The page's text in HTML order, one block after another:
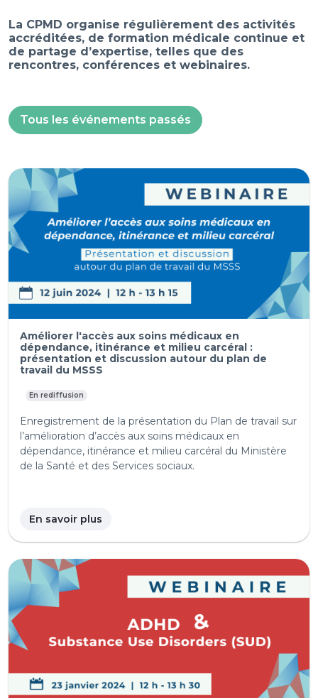
La CPMD organise régulièrement des activités
accréditées, de formation médicale continue et
de partage d’expertise, telles que des
rencontres, conférences et webinaires.
Tous les événements passés
Améliorer l'accès aux soins médicaux en
dépendance, itinérance et milieu carcéral :
présentation et discussion autour du plan de
travail du MSSS
En rediffusion
Enregistrement de la présentation du Plan de travail sur
l’amélioration d’accès aux soins médicaux en
dépendance, itinérance et milieu carcéral du Ministère
de la Santé et des Services sociaux.
En savoir plus